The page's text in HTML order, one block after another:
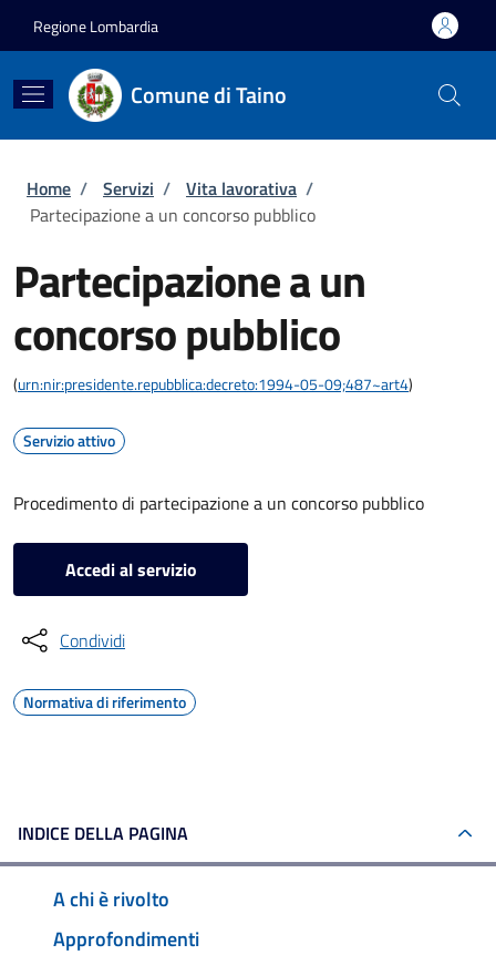
Regione Lombardia
Comune di Taino
Briciole di pane
Home / Servizi / Vita lavorativa /
Partecipazione a un concorso pubblico
Partecipazione a un
concorso pubblico
(urn:nir:presidente.repubblica:decreto:1994-05-09;487~art4)
Servizio attivo
Procedimento di partecipazione a un concorso pubblico
Accedi al servizio
Condividi
Normativa di riferimento
INDICE DELLA PAGINA
A chi è rivolto
Approfondimenti